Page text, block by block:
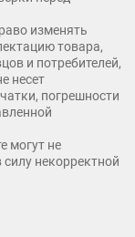
изменять
товара,
и потребителей,
несет
погрешности
могут не
силу некорректной